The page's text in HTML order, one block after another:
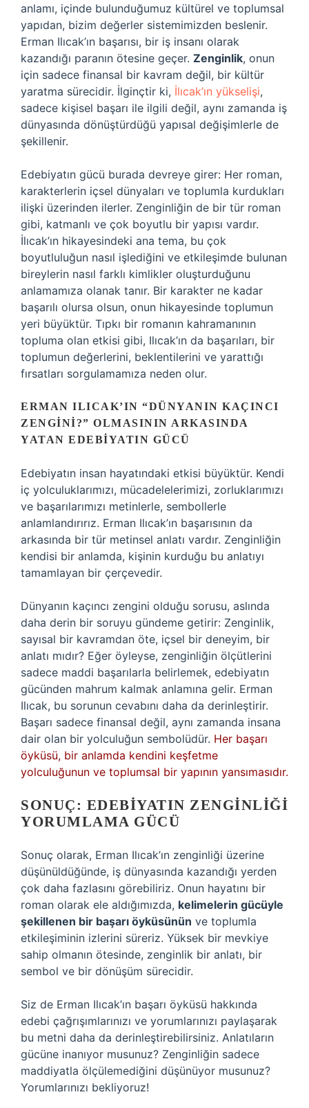
anlamı, içinde bulunduğumuz kültürel ve toplumsal
yapıdan, bizim değerler sistemimizden beslenir.
Erman Ilıcak’ın başarısı, bir iş insanı olarak
kazandığı paranın ötesine geçer. Zenginlik, onun
için sadece finansal bir kavram değil, bir kültür
yaratma sürecidir. İlginçtir ki, İlıcak’ın yükselişi,
sadece kişisel başarı ile ilgili değil, aynı zamanda iş
dünyasında dönüştürdüğü yapısal değişimlerle de
şekillenir.
Edebiyatın gücü burada devreye girer: Her roman,
karakterlerin içsel dünyaları ve toplumla kurdukları
ilişki üzerinden ilerler. Zenginliğin de bir tür roman
gibi, katmanlı ve çok boyutlu bir yapısı vardır.
İlıcak’ın hikayesindeki ana tema, bu çok
boyutluluğun nasıl işlediğini ve etkileşimde bulunan
bireylerin nasıl farklı kimlikler oluşturduğunu
anlamamıza olanak tanır. Bir karakter ne kadar
başarılı olursa olsun, onun hikayesinde toplumun
yeri büyüktür. Tıpkı bir romanın kahramanının
topluma olan etkisi gibi, Ilıcak’ın da başarıları, bir
toplumun değerlerini, beklentilerini ve yarattığı
fırsatları sorgulamamıza neden olur.
ERMAN ILICAK’IN “DÜNYANIN KAÇINCI
ZENGINI?” OLMASININ ARKASINDA
YATAN EDEBIYATIN GÜCÜ
Edebiyatın insan hayatındaki etkisi büyüktür. Kendi
iç yolculuklarımızı, mücadelelerimizi, zorluklarımızı
ve başarılarımızı metinlerle, sembollerle
anlamlandırırız. Erman Ilıcak’ın başarısının da
arkasında bir tür metinsel anlatı vardır. Zenginliğin
kendisi bir anlamda, kişinin kurduğu bu anlatıyı
tamamlayan bir çerçevedir.
Dünyanın kaçıncı zengini olduğu sorusu, aslında
daha derin bir soruyu gündeme getirir: Zenginlik,
sayısal bir kavramdan öte, içsel bir deneyim, bir
anlatı mıdır? Eğer öyleyse, zenginliğin ölçütlerini
sadece maddi başarılarla belirlemek, edebiyatın
gücünden mahrum kalmak anlamına gelir. Erman
Ilıcak, bu sorunun cevabını daha da derinleştirir.
Başarı sadece finansal değil, aynı zamanda insana
dair olan bir yolculuğun sembolüdür. Her başarı
öyküsü, bir anlamda kendini keşfetme
yolculuğunun ve toplumsal bir yapının yansımasıdır.
SONUÇ: EDEBIYATIN ZENGINLIĞI
YORUMLAMA GÜCÜ
Sonuç olarak, Erman Ilıcak’ın zenginliği üzerine
düşünüldüğünde, iş dünyasında kazandığı yerden
çok daha fazlasını görebiliriz. Onun hayatını bir
roman olarak ele aldığımızda, kelimelerin gücüyle
şekillenen bir başarı öyküsünün ve toplumla
etkileşiminin izlerini süreriz. Yüksek bir mevkiye
sahip olmanın ötesinde, zenginlik bir anlatı, bir
sembol ve bir dönüşüm sürecidir.
Siz de Erman Ilıcak’ın başarı öyküsü hakkında
edebi çağrışımlarınızı ve yorumlarınızı paylaşarak
bu metni daha da derinleştirebilirsiniz. Anlatıların
gücüne inanıyor musunuz? Zenginliğin sadece
maddiyatla ölçülemediğini düşünüyor musunuz?
Yorumlarınızı bekliyoruz!